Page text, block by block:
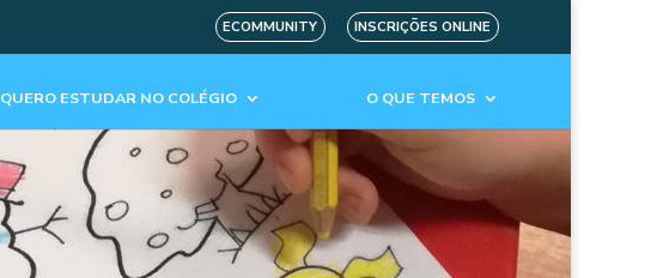
ECOMMUNITY INSCRIÇÕES ONLINE
QUERO ESTUDAR NO COLÉGIO O QUE TEMOS